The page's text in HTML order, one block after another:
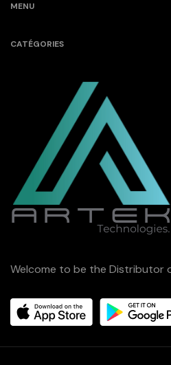
MENU
CATÉGORIES
Welcome to be the Distributor